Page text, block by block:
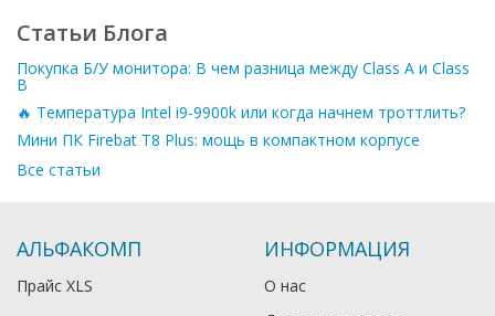
Статьи Блога
Покупка Б/У монитора: В чем разница между Class A и Class
B
🔥 Температура Intel i9-9900k или когда начнем троттлить?
Мини ПК Firebat T8 Plus: мощь в компактном корпусе
Все статьи
АЛЬФАКОМП
Прайс XLS
ИНФОРМАЦИЯ
О нас